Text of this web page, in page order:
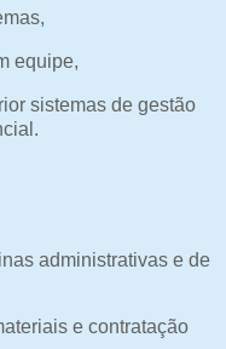
equipe,
sistemas de gestão
administrativas e de
e contratação